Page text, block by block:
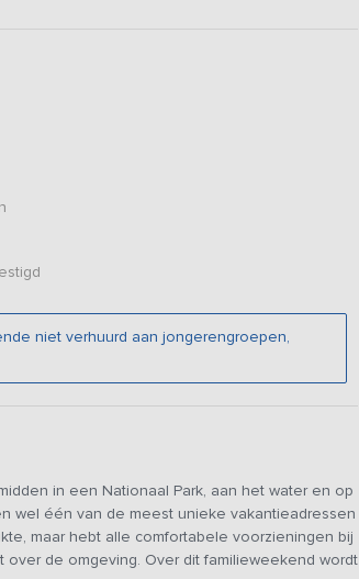
niet verhuurd aan jongerengroepen,
in een Nationaal Park, aan het water en op
wel één van de meest unieke vakantieadressen
maar hebt alle comfortabele voorzieningen bij
de omgeving. Over dit familieweekend wordt